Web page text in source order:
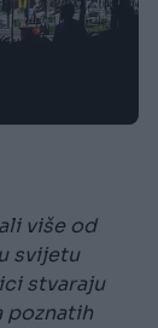
više od
svijetu
stvaraju
poznatih